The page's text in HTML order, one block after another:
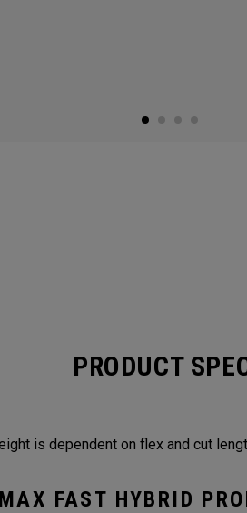
PRODUCT
is dependent on flex and cut
FAST HYBRID